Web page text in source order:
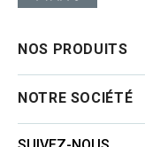
NOS PRODUITS
NOTRE SOCIÉTÉ